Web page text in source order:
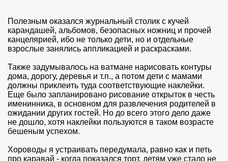
Полезным оказался журнальный столик с кучей
карандашей, альбомов, безопасных ножниц и прочей
канцелярией, ибо не только дети, но и отдельные
взрослые занялись аппликацией и раскрасками.
Также задумывалось на ватмане нарисовать контуры
дома, дорогу, деревья и т.п., а потом дети с мамами
должны приклеить туда соответствующие наклейки.
Еще было запланировано рисование открыток в честь
именинника, в основном для развлечения родителей в
ожидании других гостей. Но до всего этого дело даже
не дошло, хотя наклейки пользуются в таком возрасте
бешеным успехом.
Хороводы я устраивать передумала, равно как и петь
про каравай - когда показался торт, детям уже стало не